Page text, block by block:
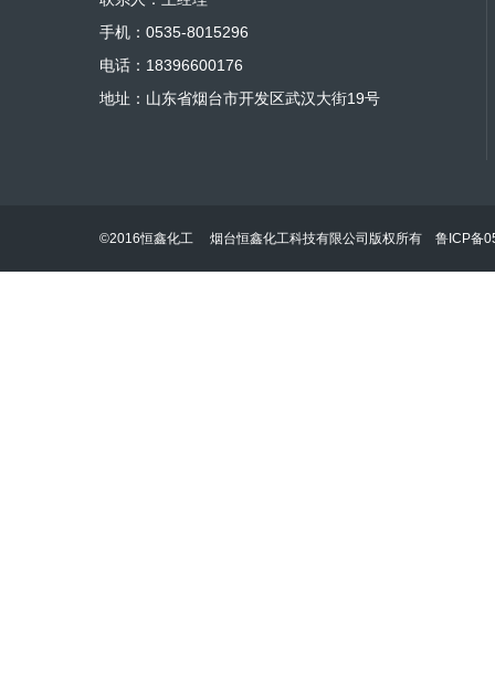
手机：0535-8015296
电话：18396600176
地址：山东省烟台市开发区武汉大街19号
©2016恒鑫化工 烟台恒鑫化工科技有限公司版权所有 鲁ICP备